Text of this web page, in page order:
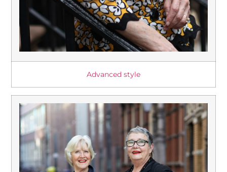
Advanced style